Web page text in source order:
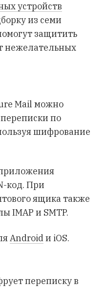
устройств
из семи
защитить
нежелательных
Mail можно
по
шифрование
код. При
ящика также
IMAP и SMTP.
Androidи iOS.
переписку в